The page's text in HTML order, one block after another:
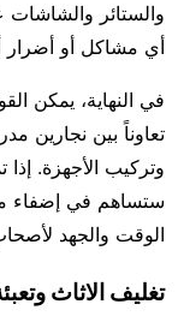
والستائر
أي مشاكل أو أضرار
في النهاية، يمكن
تعاوناً بين نجارين
وتركيب الأجهزة.
ستساهم في إضفاء
الوقت والجهد
تغليف الاثاث